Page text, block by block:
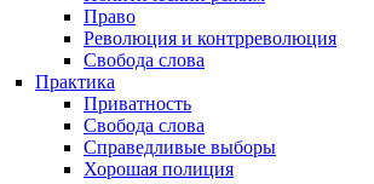
Право
Революция и контрреволюция
Свобода слова
Практика
Приватность
Свобода слова
Справедливые выборы
Хорошая полиция